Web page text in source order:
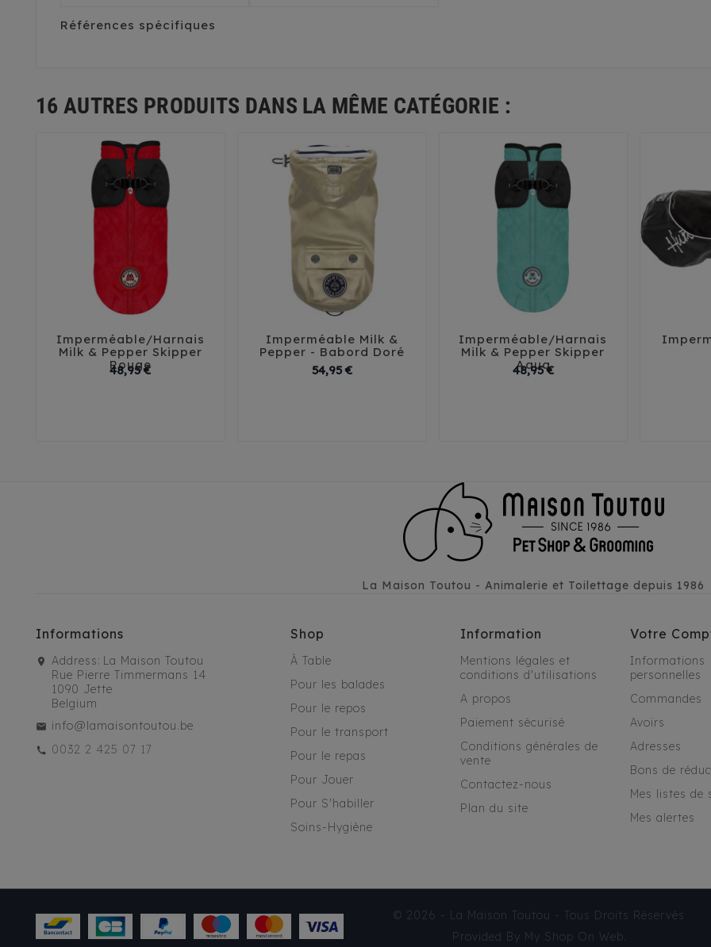
Références spécifiques
16 AUTRES PRODUITS DANS LA MÊME CATÉGORIE :
  
Imperméable/Harnais
Milk & Pepper Skipper
Rouge
48,95 €Prix
  
Imperméable Milk &
Pepper - Babord Doré
54,95 €Prix
  
Imperméable/Harnais
Milk & Pepper Skipper
Aqua
48,95 €Prix
La Maison Toutou - Animalerie et Toilettage depuis 1986
Informations
Address: La Maison Toutou
Rue Pierre Timmermans 14
1090 Jette
Belgium
info@lamaisontoutou.be
0032 2 425 07 17
Shop
À Table
Pour les balades
Pour le repos
Pour le transport
Pour le repas
Pour Jouer
Pour S'habiller
Soins-Hygiène
Information
Mentions légales et
conditions d'utilisations
A propos
Paiement sécurisé
Conditions générales de
vente
Contactez-nous
Plan du site
Votre
Informations
personnelles
Commandes
Avoirs
Adresses
Bons de
Mes listes de
Mes alertes
© 2026 - La Maison Toutou - Tous Droits Réservés
Provided By My Shop On Web